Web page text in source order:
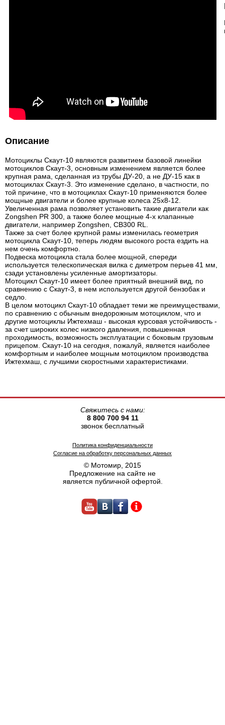
Описание
Мотоциклы Скаут-10 являются развитием базовой линейки
мотоциклов Скаут-3, основным изменением является более
крупная рама, сделанная из трубы ДУ-20, а не ДУ-15 как в
мотоциклах Скаут-3. Это изменение сделано, в частности, по
той причине, что в мотоциклах Скаут-10 применяются более
мощные двигатели и более крупные колеса 25х8-12.
Увеличенная рама позволяет установить такие двигатели как
Zongshen PR 300, а также более мощные 4-х клапанные
двигатели, например Zongshen, CB300 RL.
Также за счет более крупной рамы изменилась геометрия
мотоцикла Скаут-10, теперь людям высокого роста ездить на
нем очень комфортно.
Подвеска мотоцикла стала более мощной, спереди
используется телескопическая вилка с диметром перьев 41 мм,
сзади установлены усиленные амортизаторы.
Мотоцикл Скаут-10 имеет более приятный внешний вид, по
сравнению с Скаут-3, в нем используется другой бензобак и
седло.
В целом мотоцикл Скаут-10 обладает теми же преимуществами,
по сравнению с обычным внедорожным мотоциклом, что и
другие мотоциклы Ижтехмаш - высокая курсовая устойчивость -
за счет широких колес низкого давления, повышенная
проходимость, возможность эксплуатации с боковым грузовым
прицепом. Скаут-10 на сегодня, пожалуй, является наиболее
комфортным и наиболее мощным мотоциклом производства
Ижтехмаш, с лучшими скоростными характеристиками.
© Мотомир, 2015
Предложение на сайте не
является публичной офертой.
Политика конфиденциальности
Согласие на обработку персональных данных
Свяжитесь с нами:
8 800 700 94 11
звонок бесплатный